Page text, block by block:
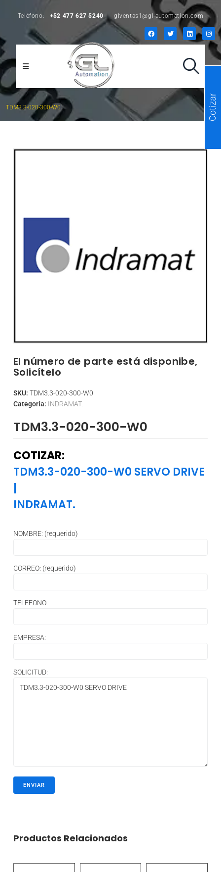
Teléfono: +52 477 627 5240 glventas1@gl-automation.com
TDM3.3-020-300-W0
El número de parte está disponibe,
Solicítelo
SKU: TDM3.3-020-300-W0
Categoría: INDRAMAT.
TDM3.3-020-300-W0
COTIZAR:
TDM3.3-020-300-W0 SERVO DRIVE
|
INDRAMAT.
NOMBRE: (requerido)
CORREO: (requerido)
TELEFONO:
EMPRESA:
SOLICITUD:
Productos Relacionados
Cotizar